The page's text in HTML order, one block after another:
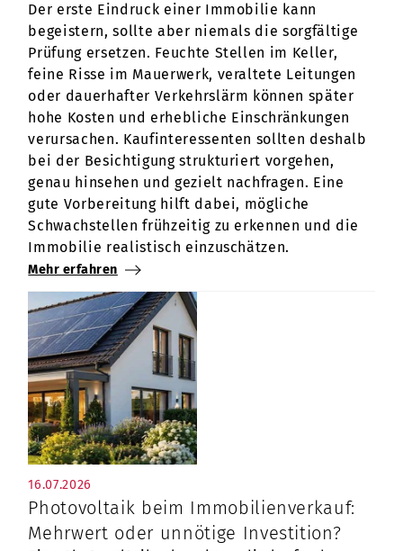
Der erste Eindruck einer Immobilie kann
begeistern, sollte aber niemals die sorgfältige
Prüfung ersetzen. Feuchte Stellen im Keller,
feine Risse im Mauerwerk, veraltete Leitungen
oder dauerhafter Verkehrslärm können später
hohe Kosten und erhebliche Einschränkungen
verursachen. Kaufinteressenten sollten deshalb
bei der Besichtigung strukturiert vorgehen,
genau hinsehen und gezielt nachfragen. Eine
gute Vorbereitung hilft dabei, mögliche
Schwachstellen frühzeitig zu erkennen und die
Immobilie realistisch einzuschätzen.
Mehr erfahren
16.07.2026
Photovoltaik beim Immobilienverkauf:
Mehrwert oder unnötige Investition?